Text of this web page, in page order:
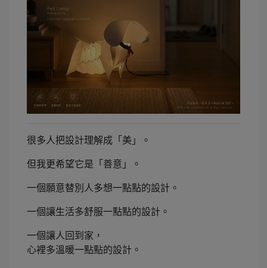
很多人把設計理解成「美」。
但我更希望它是「善意」。
一個願意替別人多想一點點的設計。
一個讓生活多舒服一點點的設計。
一個讓人回到家，
心裡多溫暖一點點的設計。